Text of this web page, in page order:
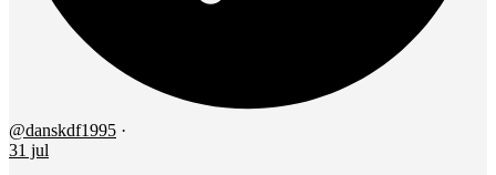
@danskdf1995 ·
31 jul